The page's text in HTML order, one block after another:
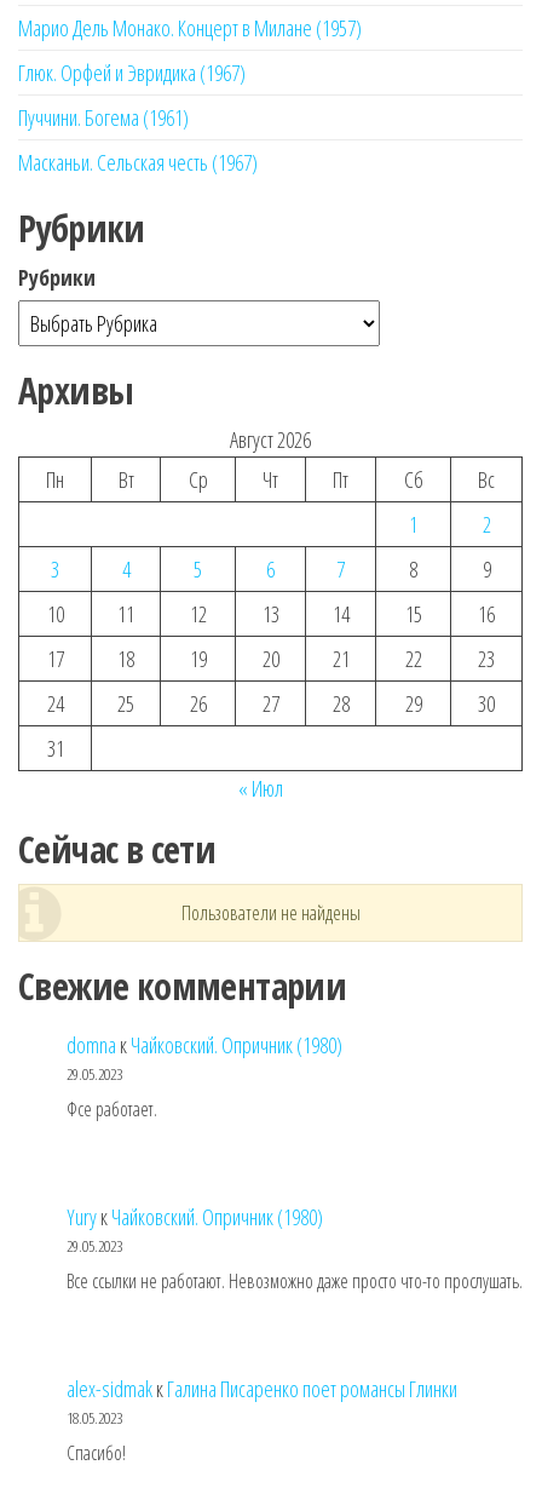
Марио Дель Монако. Концерт в Милане (1957)
Глюк. Орфей и Эвридика (1967)
Пуччини. Богема (1961)
Масканьи. Сельская честь (1967)
Рубрики
Рубрики
Архивы
Август 2026
Пн
Вт Ср Чт Пт Сб
Вс
1
2
3
4 5 6 7 8
9
10
11 12 13 14 15
16
17
18 19 20 21 22
23
24
25 26 27 28 29
30
31
« Июл
Сейчас в сети
Пользователи не найдены
Свежие комментарии
domna кЧайковский. Опричник (1980)
29.05.2023
Фсе работает.
YuryкЧайковский. Опричник (1980)
29.05.2023
Все ссылки не работают. Невозможно даже просто что-то прослушать.
alex-sidmakкГалина Писаренко поет романсы Глинки
18.05.2023
Спасибо!